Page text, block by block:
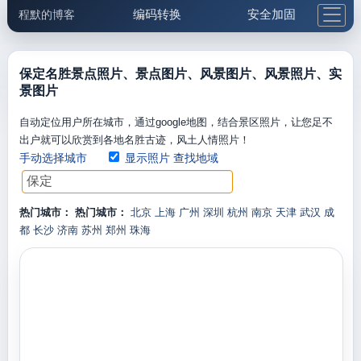
程默的博客 编码转换 安全加固
邮件工具 生活便民 更多工具
保定名胜景点照片、景点图片、风景图片、风景照片、实
景图片
自动定位用户所在城市，通过google地图，结合景区照片，让您足不
出户就可以欣赏到各地名胜古迹，风土人情照片！
手动选择城市 显示照片 查找地域
热门城市： 热门城市： 北京 上海 广州 深圳 杭州 南京 天津 武汉 成
都 长沙 济南 苏州 郑州 珠海